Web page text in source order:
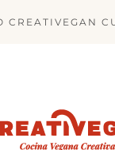
CREATIVEGAN